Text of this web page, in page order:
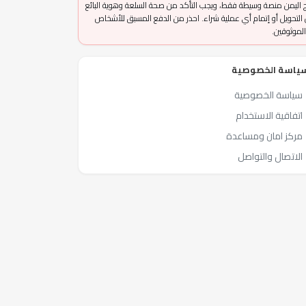
اليمن منصة وسيطة فقط، ويجب التأكد من صحة السلعة وهوية البائع
التحويل أو إتمام أي عملية شراء. احذر من الدفع المسبق للأشخاص
الخصوصية
سياسة الخصوصية
اتفاقية الاستخدام
مركز امان ومساعدة
الاتصال والتواصل